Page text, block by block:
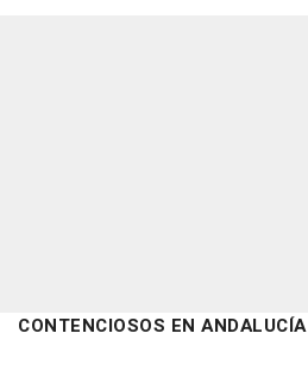
CONTENCIOSOS EN ANDALUCÍA